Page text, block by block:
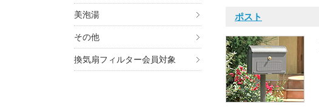
美泡湯
その他
換気扇フィルター会員対象
ポスト